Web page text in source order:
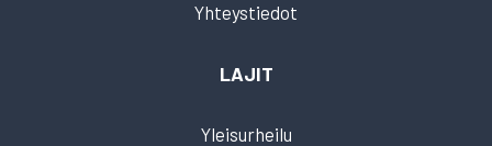
Yhteystiedot
LAJIT
Yleisurheilu